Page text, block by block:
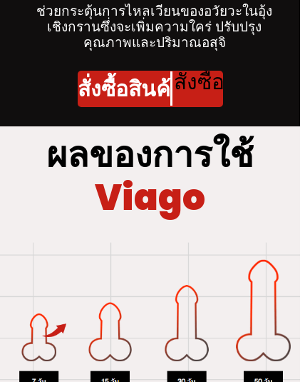
ช่วยกระตุ้นการไหลเวียนของอวัยวะในอุ้ง
เชิงกรานซึ่งจะเพิ่มความใคร่ ปรับปรุง
คุณภาพและปริมาณอสุจิ
สั่งซื้อสินค้าสั่งซื้อสินค้า
สั่งซื้อสินค้า
ผลของการใช้
Viago